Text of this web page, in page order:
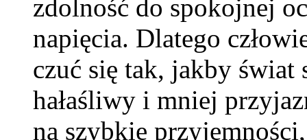
zdolność do spokojnej
napięcia. Dlatego
czuć się tak, jakby świat
hałaśliwy i mniej
na szybkie